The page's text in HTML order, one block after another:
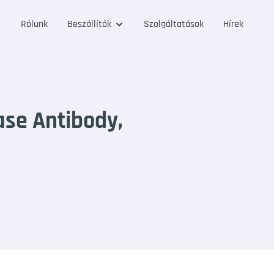
Rólunk Beszállítók Szolgáltatások Hírek
Antibody,